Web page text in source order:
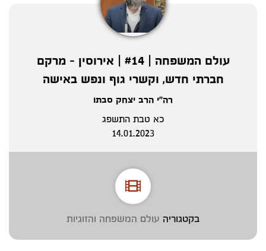
עולם המשפחה | #14 | אירוסין - מרקם
חברתי חדש, וקשרי גוף ונפש באישה
רה"י הרב יצחק סבתו
כא טבת התשפג
14.01.2023
בקטגוריה עולם המשפחה והזוגיות